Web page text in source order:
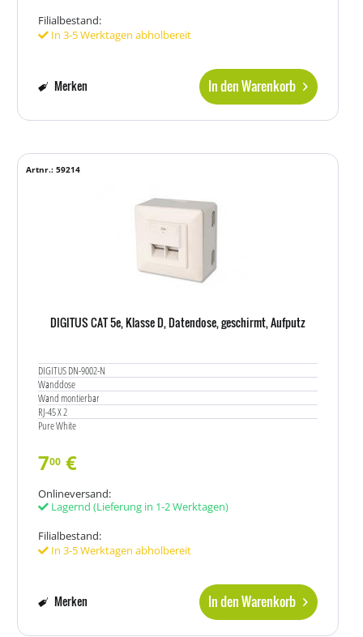
Filialbestand:
In 3-5 Werktagen abholbereit
In den Warenkorb
Merken
DIGITUS CAT 5e, Klasse D, Datendose, geschirmt, Aufputz
DIGITUS DN-9002-N
Wanddose
Wand montierbar
RJ-45 X 2
Pure White
Artnr.: 59214
700 €
Onlineversand:
Lagernd (Lieferung in 1-2 Werktagen)
Filialbestand:
In 3-5 Werktagen abholbereit
In den Warenkorb
Merken